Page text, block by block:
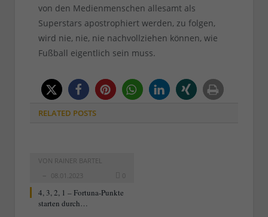
von den Medienmenschen allesamt als
Superstars apostrophiert werden, zu folgen,
wird nie, nie, nie nachvollziehen können, wie
Fußball eigentlich sein muss.
RELATED POSTS
VON RAINER BARTEL
08.01.2023
0
4, 3, 2, 1 – Fortuna-Punkte
starten durch…